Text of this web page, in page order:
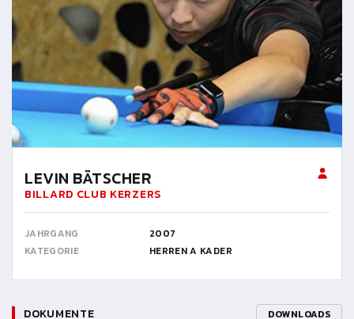
LEVIN BÄTSCHER
BILLARD CLUB KERZERS
JAHRGANG
2007
KATEGORIE
HERREN A KADER
DOKUMENTE DOWNLOADS